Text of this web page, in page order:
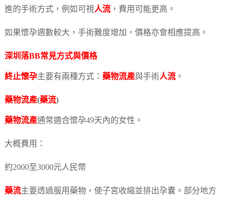
進的手術方式，例如可視人流，費用可能更高。
如果懷孕週數較大，手術難度增加，價格亦會相應提高。
深圳落BB常見方式與價格
終止懷孕主要有兩種方式： 藥物流產與手術人流。
藥物流產(藥流)
藥物流產通常適合懷孕49天內的女性。
大概費用：
約2000至3000元人民幣
藥流主要透過服用藥物，使子宮收縮並排出孕囊。部分地方